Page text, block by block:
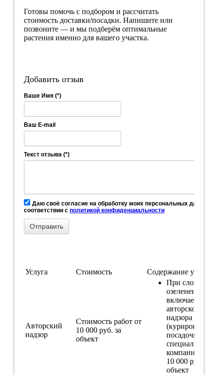
Готовы помочь с подбором и рассчитать
стоимость доставки/посадки. Напишите или
позвоните — и мы подберём оптимальные
растения именно для вашего участка.
Добавить отзыв
Ваше Имя (*)
Ваш E-mail
Текст отзыва (*)
Даю своё согласие на обработку моих персональных данных, в
соответствии с политикой конфиденциальности
Услуга Стоимость Содержание услуги
Авторский
надзор
Стоимость работ от
10 000 руб. за
объект
При сложном
озеленении
включаем
авторского
надзора
(курирование
посадочных
специалистом
компании) —
10 000 руб. за
объект